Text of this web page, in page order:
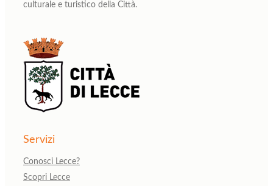
culturale e turistico della Città.
Servizi
Conosci Lecce?
Scopri Lecce